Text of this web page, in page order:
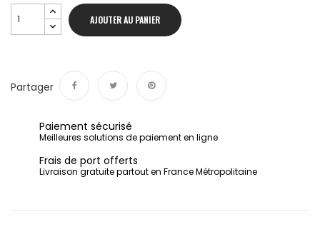
AJOUTER AU PANIER
Partager
Paiement sécurisé
Meilleures solutions de paiement en ligne
Frais de port offerts
Livraison gratuite partout en France Métropolitaine